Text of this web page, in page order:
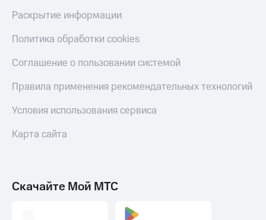
ТВ
Переводы
с
на карту
МТС Pay
Оплата
коду
Смартфоны
Раскрытие информации
Политика обработки cookies
Соглашение о пользовании системой
Правила применения рекомендательных технологий
Условия использования сервиса
Карта сайта
Скачайте Мой МТС